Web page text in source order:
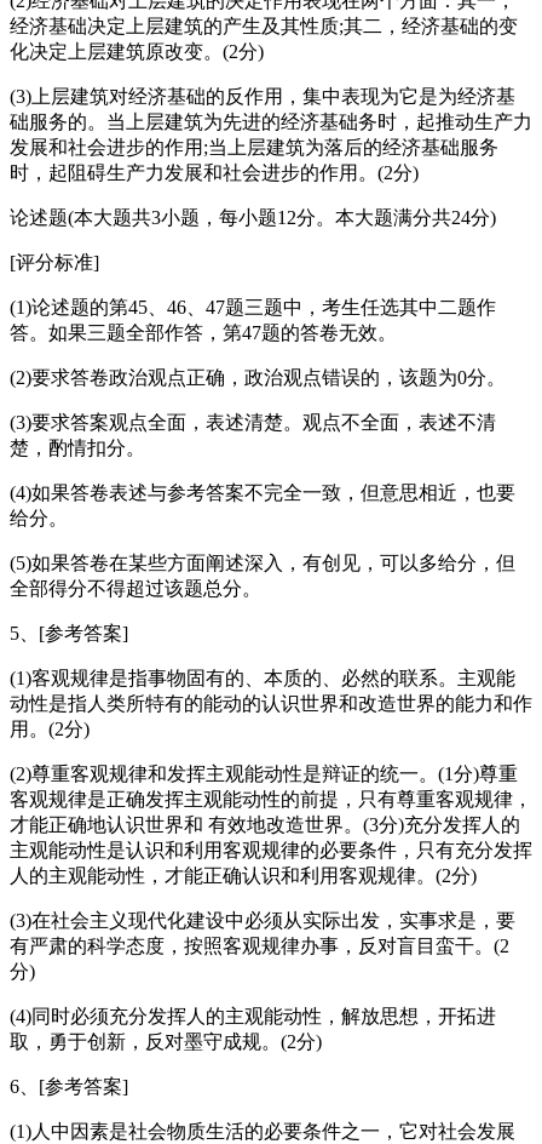
经济基础决定上层建筑的产生及其性质;其二，经济基础的变
化决定上层建筑原改变。(2分)
(3)上层建筑对经济基础的反作用，集中表现为它是为经济基
础服务的。当上层建筑为先进的经济基础务时，起推动生产力
发展和社会进步的作用;当上层建筑为落后的经济基础服务
时，起阻碍生产力发展和社会进步的作用。(2分)
论述题(本大题共3小题，每小题12分。本大题满分共24分)
[评分标准]
(1)论述题的第45、46、47题三题中，考生任选其中二题作
答。如果三题全部作答，第47题的答卷无效。
(2)要求答卷政治观点正确，政治观点错误的，该题为0分。
(3)要求答案观点全面，表述清楚。观点不全面，表述不清
楚，酌情扣分。
(4)如果答卷表述与参考答案不完全一致，但意思相近，也要
给分。
(5)如果答卷在某些方面阐述深入，有创见，可以多给分，但
全部得分不得超过该题总分。
5、[参考答案]
(1)客观规律是指事物固有的、本质的、必然的联系。主观能
动性是指人类所特有的能动的认识世界和改造世界的能力和作
用。(2分)
(2)尊重客观规律和发挥主观能动性是辩证的统一。(1分)尊重
客观规律是正确发挥主观能动性的前提，只有尊重客观规律，
才能正确地认识世界和 有效地改造世界。(3分)充分发挥人的
主观能动性是认识和利用客观规律的必要条件，只有充分发挥
人的主观能动性，才能正确认识和利用客观规律。(2分)
(3)在社会主义现代化建设中必须从实际出发，实事求是，要
有严肃的科学态度，按照客观规律办事，反对盲目蛮干。(2
分)
(4)同时必须充分发挥人的主观能动性，解放思想，开拓进
取，勇于创新，反对墨守成规。(2分)
6、[参考答案]
(1)人中因素是社会物质生活的必要条件之一，它对社会发展